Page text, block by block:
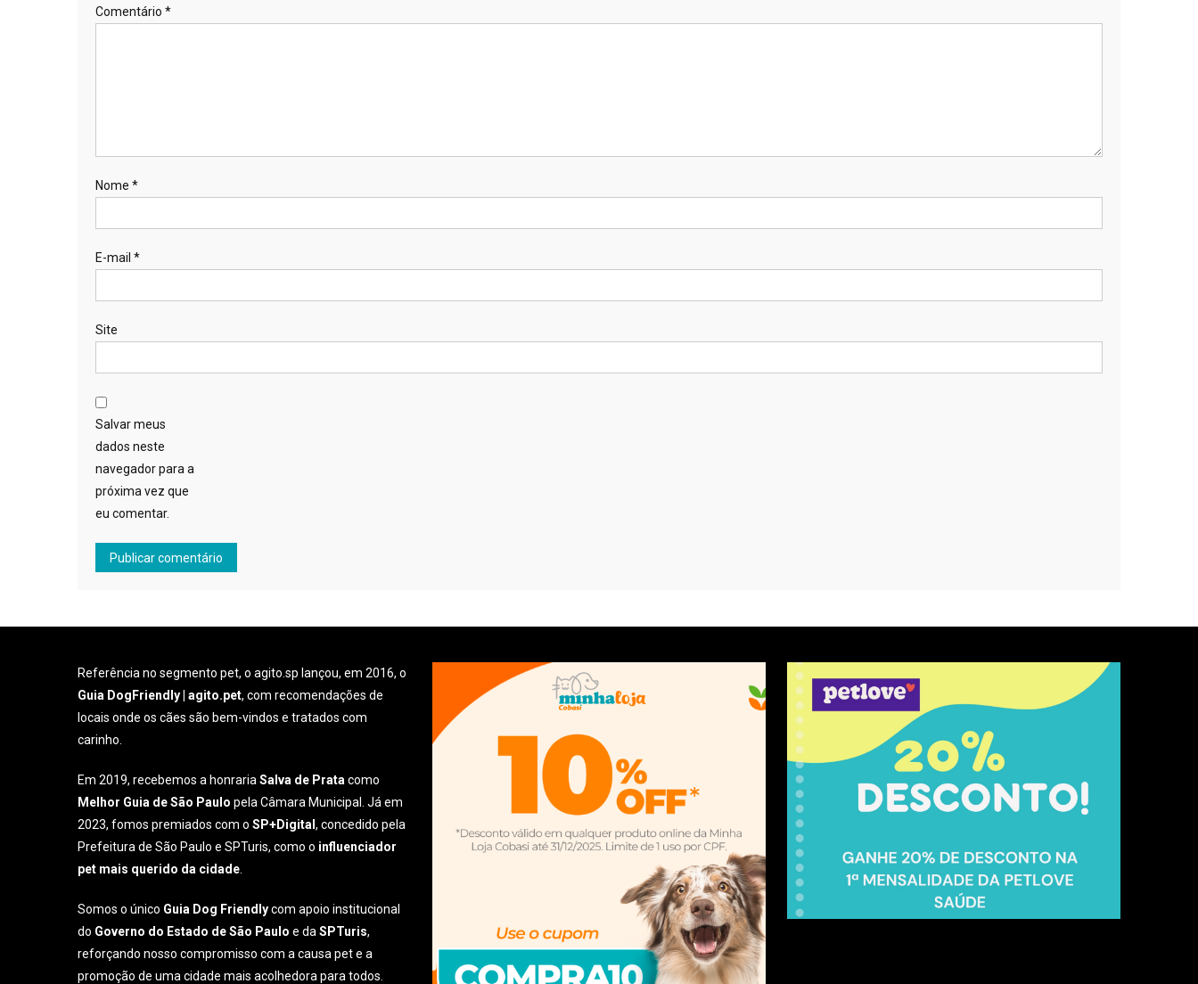
Comentário *
Nome *
E-mail *
Site
Salvar meus
dados neste
navegador para a
próxima vez que
eu comentar.
Referência no segmento pet, o agito.sp lançou, em 2016, o
Guia DogFriendly | agito.pet, com recomendações de
locais onde os cães são bem-vindos e tratados com
carinho.
Em 2019, recebemos a honrariaSalva de Prata como
Melhor Guia de São Paulo pela Câmara Municipal. Já em
2023, fomos premiados com oSP+Digital, concedido pela
Prefeitura de São Paulo e SPTuris, como o influenciador
pet mais querido da cidade
Somos o único Guia Dog Friendlycom apoio institucional
do Governo do Estado de São Paulo e daSPTuris,
reforçando nosso compromisso com a causa pet e a
promoção de uma cidade mais acolhedora para todos.